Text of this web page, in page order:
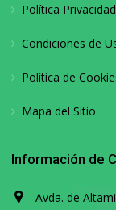
Política
Condiciones de
Política de
Mapa del Sitio
Información de
Avda. de